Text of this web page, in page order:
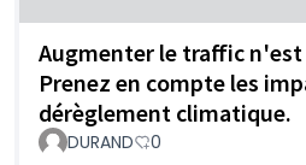
Augmenter le traffic
Prenez en compte les
dérèglement climatique.
DURAND 0